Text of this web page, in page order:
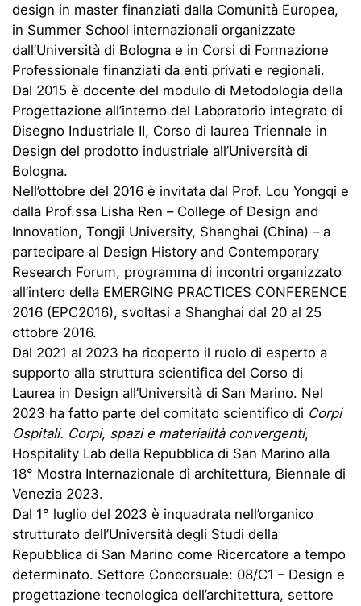
design in master finanziati dalla Comunità Europea,
in Summer School internazionali organizzate
dall’Università di Bologna e in Corsi di Formazione
Professionale finanziati da enti privati e regionali.
Dal 2015 è docente del modulo di Metodologia della
Progettazione all’interno del Laboratorio integrato di
Disegno Industriale II, Corso di laurea Triennale in
Design del prodotto industriale all’Università di
Bologna.
Nell’ottobre del 2016 è invitata dal Prof. Lou Yongqi e
dalla Prof.ssa Lisha Ren – College of Design and
Innovation, Tongji University, Shanghai (China) – a
partecipare al Design History and Contemporary
Research Forum, programma di incontri organizzato
all’intero della EMERGING PRACTICES CONFERENCE
2016 (EPC2016), svoltasi a Shanghai dal 20 al 25
ottobre 2016.
Dal 2021 al 2023 ha ricoperto il ruolo di esperto a
supporto alla struttura scientifica del Corso di
Laurea in Design all’Università di San Marino. Nel
2023 ha fatto parte del comitato scientifico di Corpi
Ospitali. Corpi, spazi e materialità convergenti,
Hospitality Lab della Repubblica di San Marino alla
18° Mostra Internazionale di architettura, Biennale di
Venezia 2023.
Dal 1° luglio del 2023 è inquadrata nell’organico
strutturato dell’Università degli Studi della
Repubblica di San Marino come Ricercatore a tempo
determinato. Settore Concorsuale: 08/C1 – Design e
progettazione tecnologica dell’architettura, settore